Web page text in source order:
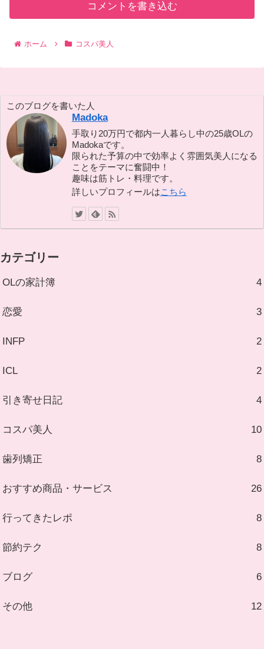
コメントを書き込む
ホーム コスパ美人
このブログを書いた人
Madoka
手取り20万円で都内一人暮らし中の25歳OLの
Madokaです。
限られた予算の中で効率よく雰囲気美人になる
ことをテーマに奮闘中！
趣味は筋トレ・料理です。
詳しいプロフィールはこちら
カテゴリー
OLの家計簿 4
恋愛 3
INFP 2
ICL 2
引き寄せ日記 4
コスパ美人 10
歯列矯正 8
おすすめ商品・サービス 26
行ってきたレポ 8
節約テク 8
ブログ 6
その他 12